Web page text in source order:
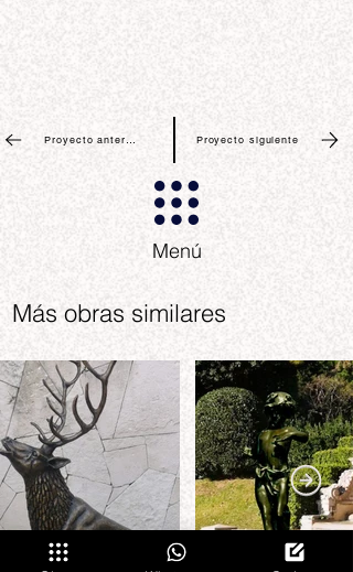
Proyecto anterior Proyecto siguiente
Menú
Más obras similares